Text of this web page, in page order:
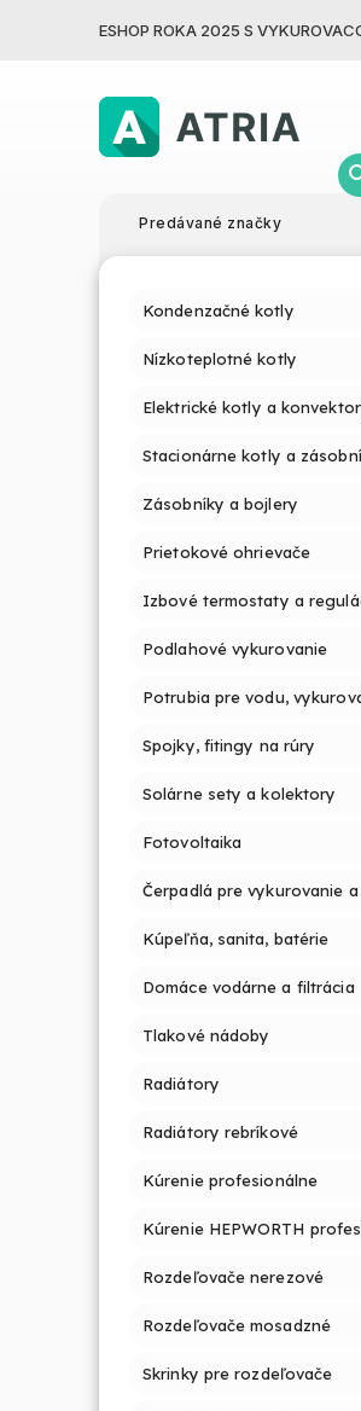
ESHOP ROKA 2025 S
Predávané značky
Kondenzačné kotly
Nízkoteplotné kotly
Elektrické kotly a
Stacionárne kotly a
Zásobníky a bojlery
Prietokové ohrievače
Izbové termostaty a
Podlahové vykurovanie
Potrubia pre vodu,
Spojky, fitingy na rúry
Solárne sety a kolektory
Fotovoltaika
Čerpadlá pre vykurovanie
Kúpeľňa, sanita, batérie
Domáce vodárne a filtrácia
Tlakové nádoby
Radiátory
Radiátory rebríkové
Kúrenie profesionálne
Rozdeľovače nerezové
Rozdeľovače mosadzné
Skrinky pre rozdeľovače